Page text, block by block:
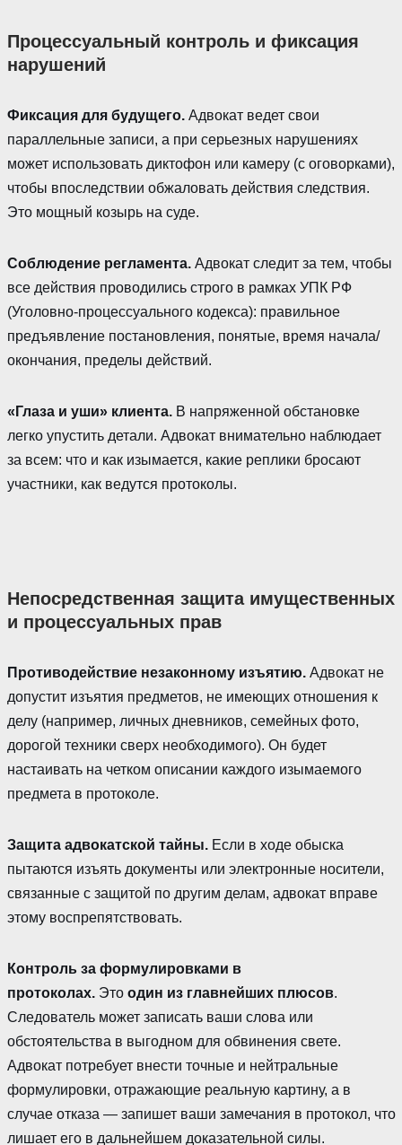
Процессуальный контроль и фиксация
нарушений
Фиксация для будущего.Адвокат ведет свои
параллельные записи, а при серьезных нарушениях
может использовать диктофон или камеру (с оговорками),
чтобы впоследствии обжаловать действия следствия.
Это мощный козырь на суде.
Соблюдение регламента.Адвокат следит за тем, чтобы
все действия проводились строго в рамках УПК РФ
(Уголовно-процессуального кодекса): правильное
предъявление постановления, понятые, время начала/
окончания, пределы действий.
«Глаза и уши» клиента.В напряженной обстановке
легко упустить детали. Адвокат внимательно наблюдает
за всем: что и как изымается, какие реплики бросают
участники, как ведутся протоколы.
Непосредственная защита имущественных
и процессуальных прав
Противодействие незаконному изъятию.Адвокат не
допустит изъятия предметов, не имеющих отношения к
делу (например, личных дневников, семейных фото,
дорогой техники сверх необходимого). Он будет
настаивать на четком описании каждого изымаемого
предмета в протоколе.
Защита адвокатской тайны.Если в ходе обыска
пытаются изъять документы или электронные носители,
связанные с защитой по другим делам, адвокат вправе
этому воспрепятствовать.
Контроль за формулировками в
протоколах.Это один из главнейших плюсов.
Следователь может записать ваши слова или
обстоятельства в выгодном для обвинения свете.
Адвокат потребует внести точные и нейтральные
формулировки, отражающие реальную картину, а в
случае отказа — запишет ваши замечания в протокол, что
лишает его в дальнейшем доказательной силы.